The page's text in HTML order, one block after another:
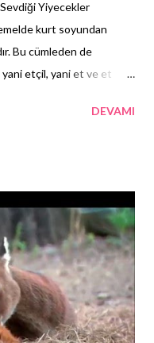
Yiyecekler
kurt soyundan
Bu cümleden de
yani etçil, yani et ve et
ve ihtiyaçtan
önlerinde. Köpekler
konusunda da hassas
belaya sokabilir ve
DEVAMI